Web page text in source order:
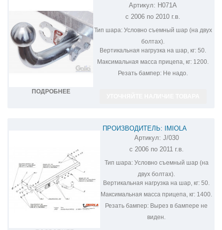
ПОДРОБНЕЕ
ОЦИНКОВАННЫЙ ФАРКОП НА
HYUNDAI VERNA H071A
Артикул: H071A
с 2006 по 2010 г.в.
Тип шара:Условно съемный шар (на двух
болтах).
Вертикальная нагрузка на шар, кг: 50.
Максимальная масса прицепа, кг: 1200.
Резать бампер: Не надо.
ПРОИЗВОДИТЕЛЬ: IMIOLA
ФАРКОП НА HYUNDAI VERNA J/030
Артикул: J/030
с 2006 по 2011 г.в.
Тип шара:Условно съемный шар (на
двух болтах).
Вертикальная нагрузка на шар, кг: 50.
Максимальная масса прицепа, кг: 1400.
Резать бампер: Вырез в бампере не
виден.